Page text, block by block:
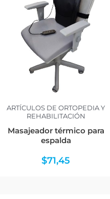
ARTÍCULOS DE ORTOPEDIA Y
REHABILITACIÓN
Masajeador térmico para
espalda
$71,45